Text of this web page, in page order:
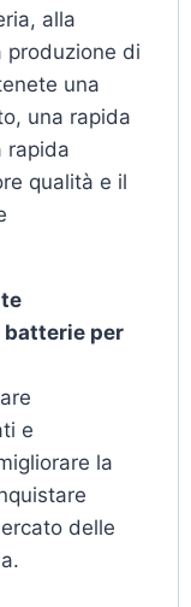
alla
produzione di
una
una rapida
rapida
qualità e il
per
e
la
delle